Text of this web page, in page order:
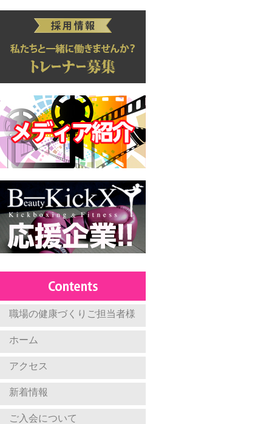
職場の健康づくりご担当者様
ホーム
アクセス
新着情報
ご入会について